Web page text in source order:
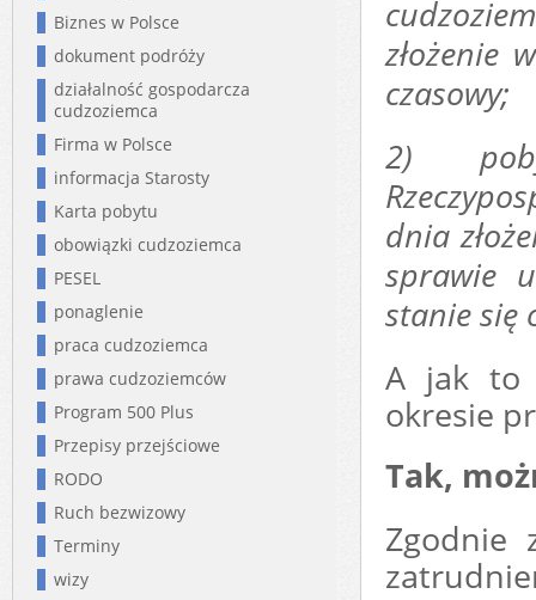
złożenie
czasowy;
2)
dnia
sprawie
stanie się
A jak to
okresie
Tak,
Zgodnie
Biznes w Polsce
dokument podróży
działalność gospodarcza
cudzoziemca
Firma w Polsce
informacja Starosty
Karta pobytu
obowiązki cudzoziemca
PESEL
ponaglenie
praca cudzoziemca
prawa cudzoziemców
Program 500 Plus
Przepisy przejściowe
RODO
Ruch bezwizowy
Terminy
wizy